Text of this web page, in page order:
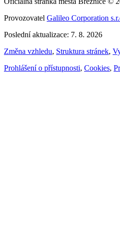
Provozovatel Galileo Corporation
Poslední aktualizace: 7. 8. 2026
Změna vzhledu, Struktura stránek,
Prohlášení o přístupnosti, Cookies,